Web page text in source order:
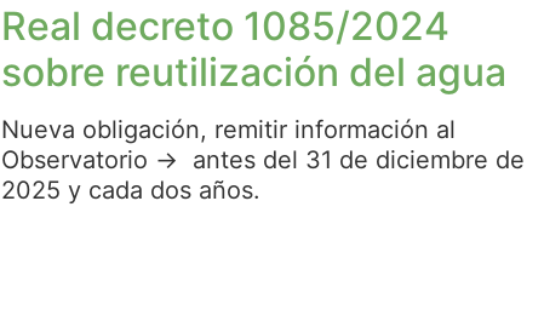
Real decreto 1085/2024
sobre reutilización del agua
Nueva obligación, remitir información al
Observatorio → antes del 31 de diciembre de
2025 y cada dos años.